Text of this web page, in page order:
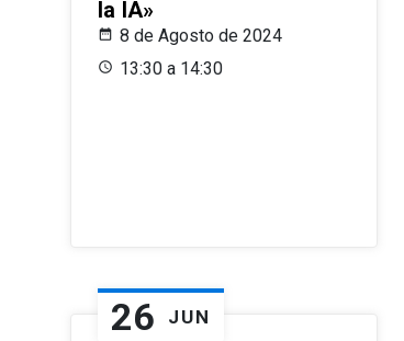
la IA»
8 de Agosto de 2024
13:30 a 14:30
26 JUN